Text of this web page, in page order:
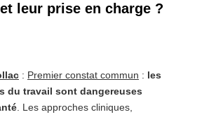
leur prise en charge ?
: Premier constat commun : les
du travail sont dangereuses
. Les approches cliniques,